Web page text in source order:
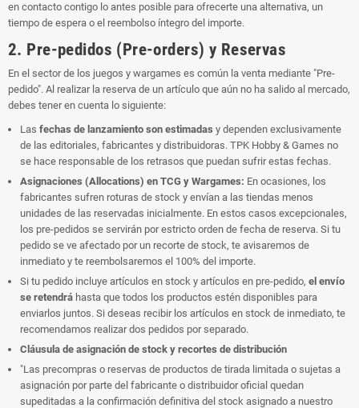
en contacto contigo lo antes posible para ofrecerte una alternativa, un
tiempo de espera o el reembolso íntegro del importe.
2. Pre-pedidos (Pre-orders) y Reservas
En el sector de los juegos y wargames es común la venta mediante "Pre-
pedido". Al realizar la reserva de un artículo que aún no ha salido al mercado,
debes tener en cuenta lo siguiente:
Las fechas de lanzamiento son estimadas y dependen exclusivamente
de las editoriales, fabricantes y distribuidoras. TPK Hobby & Games no
se hace responsable de los retrasos que puedan sufrir estas fechas.
Asignaciones (Allocations) en TCG y Wargames: En ocasiones, los
fabricantes sufren roturas de stock y envían a las tiendas menos
unidades de las reservadas inicialmente. En estos casos excepcionales,
los pre-pedidos se servirán por estricto orden de fecha de reserva. Si tu
pedido se ve afectado por un recorte de stock, te avisaremos de
inmediato y te reembolsaremos el 100% del importe.
Si tu pedido incluye artículos en stock y artículos en pre-pedido, el envío
se retendrá hasta que todos los productos estén disponibles para
enviarlos juntos. Si deseas recibir los artículos en stock de inmediato, te
recomendamos realizar dos pedidos por separado.
Cláusula de asignación de stock y recortes de distribución
"Las precompras o reservas de productos de tirada limitada o sujetas a
asignación por parte del fabricante o distribuidor oficial quedan
supeditadas a la confirmación definitiva del stock asignado a nuestro